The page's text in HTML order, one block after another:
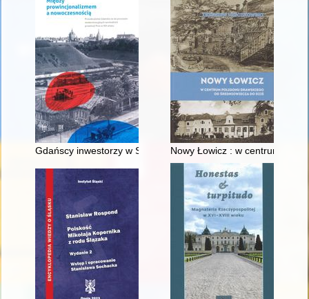
Gdańscy inwestorzy w Sopocie : prestiż finansowy i
Nowy Łowicz : w centrum